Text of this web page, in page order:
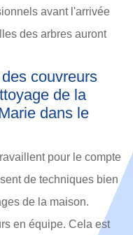
avant l'arrivée
des arbres auront
couvreurs
de la
dans le
pour le compte
de techniques bien
de la maison.
en équipe. Cela est